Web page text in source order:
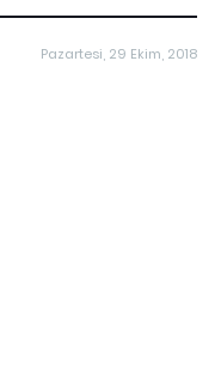
Pazartesi, 29 Ekim, 2018